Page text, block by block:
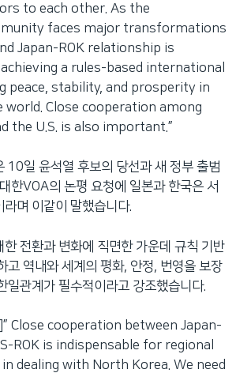
to each other. As the
faces major transformations
Japan-ROK relationship is
a rules-based international
peace, stability, and prosperity in
world. Close cooperation among
the U.S. is also important.”
10일 윤석열 후보의 당선과 새 정부 출범
한VOA의 논평 요청에 일본과 한국은 서
며 이같이 말했습니다.
한 전환과 변화에 직면한 가운데 규칙 기반
고 역내와 세계의 평화, 안정, 번영을 보장
일관계가 필수적이라고 강조했습니다.
]” Close cooperation between Japan-
ROK is indispensable for regional
dealing with North Korea. We need